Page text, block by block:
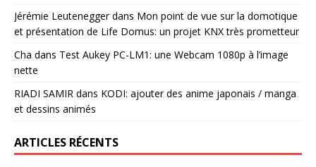
Jérémie Leuteneggerdans Mon point de vue sur la domotique
et présentation de Life Domus: un projet KNX très prometteur
Cha dans Test Aukey PC-LM1: une Webcam 1080p à l’image
nette
RIADI SAMIR dans KODI: ajouter des anime japonais / manga
et dessins animés
ARTICLES RÉCENTS